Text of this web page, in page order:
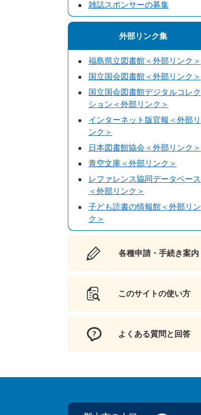
雑誌スポンサーの募集
外部リンク集
福島県立図書館＜外部リンク＞
国立国会図書館＜外部リンク＞
国立国会図書館デジタルコレク
ション＜外部リンク＞
インターネット版官報＜外部リ
ンク＞
日本図書館協会＜外部リンク＞
青空文庫＜外部リンク＞
レファレンス協同データベース
＜外部リンク＞
子ども読書の情報館＜外部リン
ク＞
各種申請・手続き案内
このサイトの使い方
よくある質問と回答